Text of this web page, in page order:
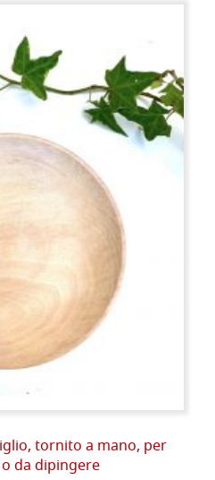
tornito a mano, per
da dipingere